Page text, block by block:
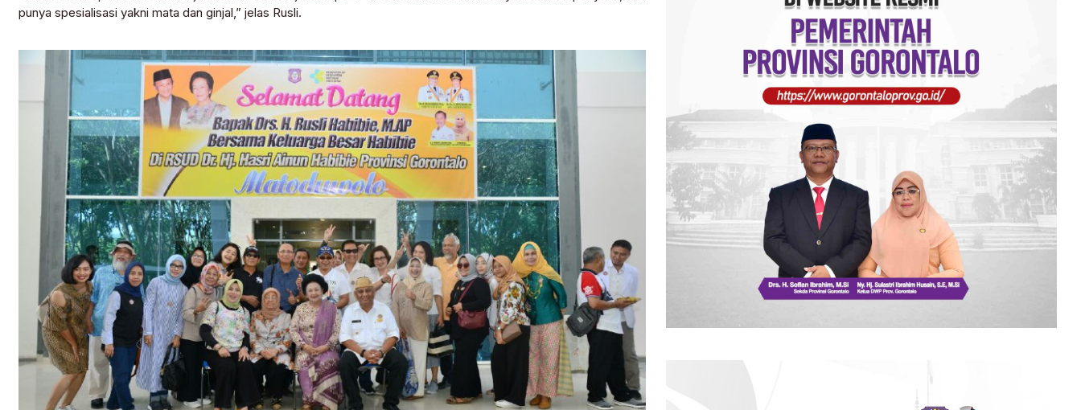
punya spesialisasi yakni mata dan ginjal,” jelas Rusli.